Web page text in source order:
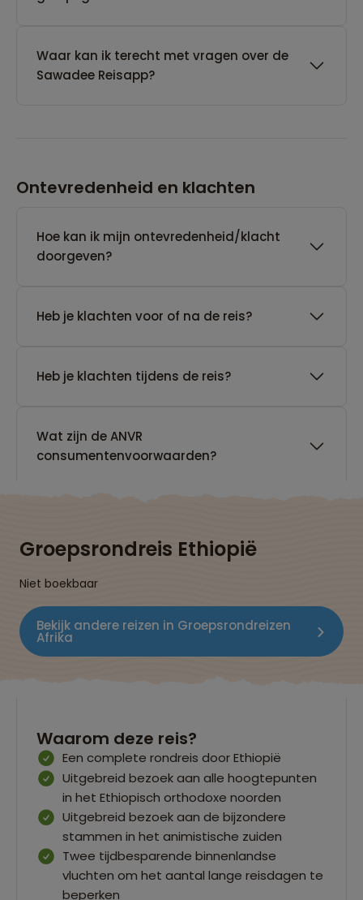
Waar kan ik terecht met vragen over de
Sawadee Reisapp?
Ontevredenheid en klachten
Hoe kan ik mijn ontevredenheid/klacht
doorgeven?
Heb je klachten voor of na de reis?
Heb je klachten tijdens de reis?
Wat zijn de ANVR
consumentenvoorwaarden?
Groepsrondreis Ethiopië
Niet boekbaar
Bekijk andere reizen in Groepsrondreizen
Afrika
Waarom deze reis?
Een complete rondreis door Ethiopië
Uitgebreid bezoek aan alle hoogtepunten
in het Ethiopisch orthodoxe noorden
Uitgebreid bezoek aan de bijzondere
stammen in het animistische zuiden
Twee tijdbesparende binnenlandse
vluchten om het aantal lange reisdagen te
beperken